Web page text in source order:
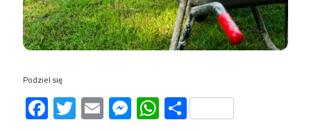
Podziel się
Facebook
Twitter
EmailMessenger
WhatsApp
Share